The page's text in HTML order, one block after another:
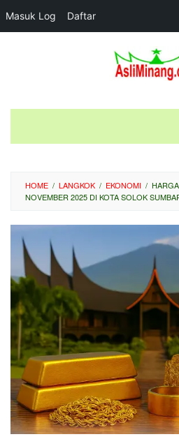
Masuk Log Daftar
HOME / LANGKOK / EKONOMI /
NOVEMBER 2025 DI KOTA SOLOK